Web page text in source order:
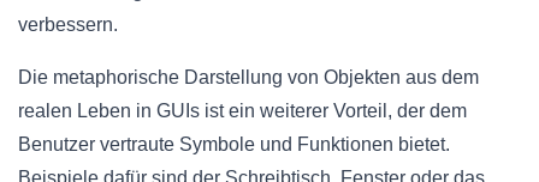
verbessern.
Die metaphorische Darstellung von Objekten aus dem
realen Leben in GUIs ist ein weiterer Vorteil, der dem
Benutzer vertraute Symbole und Funktionen bietet.
Beispiele dafür sind der Schreibtisch, Fenster oder das